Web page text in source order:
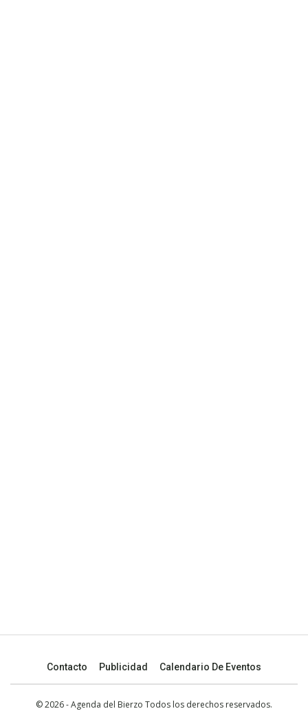
Contacto Publicidad Calendario De Eventos
© 2026 - Agenda del Bierzo Todos los derechos reservados.